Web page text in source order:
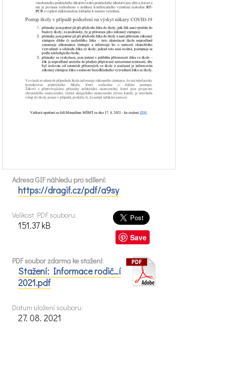
Adresa GIF náhledu pro sdílení:
https://dragif.cz/pdf/a9sy
Save
Velikost PDF souboru:
151.37 kB
PDF soubor zdarma ke stažení:
Stažení: Informace rodič…í
2021.pdf
Datum uložení souboru:
27. 08. 2021